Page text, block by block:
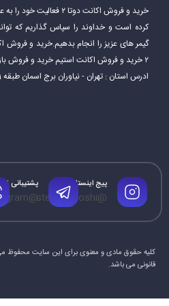
خرید و فروش اکانت دوتا
کرده است و خداوند را سپاس گذاریم که
۲ خرید و فروش اکانت استیم خرید و فروش بازی سی اس گو تخصص ماست.
ادرس استان : تهران - نیاوران برج اسمان طبقه 11 پلاک 1104
پیج اینستاگرام
@steamforoshi
پشتیبانی
@mrtelegram
کلیه حقوق مادی و معنوی برای این سایت محفوظ
قانونی می باشد.